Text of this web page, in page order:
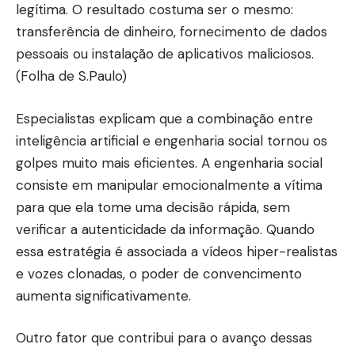
legítima. O resultado costuma ser o mesmo:
transferência de dinheiro, fornecimento de dados
pessoais ou instalação de aplicativos maliciosos.
(Folha de S.Paulo)
Especialistas explicam que a combinação entre
inteligência artificial e engenharia social tornou os
golpes muito mais eficientes. A engenharia social
consiste em manipular emocionalmente a vítima
para que ela tome uma decisão rápida, sem
verificar a autenticidade da informação. Quando
essa estratégia é associada a vídeos hiper-realistas
e vozes clonadas, o poder de convencimento
aumenta significativamente.
Outro fator que contribui para o avanço dessas